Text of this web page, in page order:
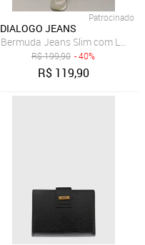
Patrocinado
DIALOGO JEANS
Bermuda Jeans Slim com
R$199,90 - 40%
R$ 119,90